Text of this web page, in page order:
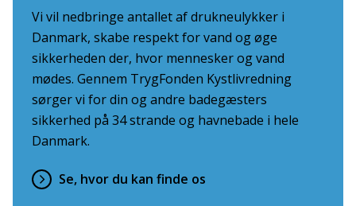
Vi vil nedbringe antallet af drukneulykker i
Danmark, skabe respekt for vand og øge
sikkerheden der, hvor mennesker og vand
mødes. Gennem TrygFonden Kystlivredning
sørger vi for din og andre badegæsters
sikkerhed på 34 strande og havnebade i hele
Danmark.
Se, hvor du kan finde os